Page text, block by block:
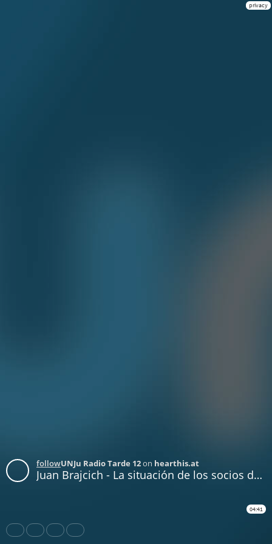
privacy
followUNJu Radio Tarde 12on hearthis.at
Juan Brajcich - La situación de los socios del club Gimnasia
04:41
Share Like